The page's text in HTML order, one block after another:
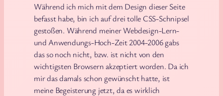
Während ich mich mit dem Design dieser Seite
befasst habe, bin ich auf drei tolle CSS-Schnipsel
gestoßen. Während meiner Webdesign-Lern-
und Anwendungs-Hoch-Zeit 2004-2006 gabs
das so noch nicht, bzw. ist nicht von den
wichtigsten Browsern akzeptiert worden. Da ich
mir das damals schon gewünscht hatte, ist
meine Begeisterung jetzt, da es wirklich